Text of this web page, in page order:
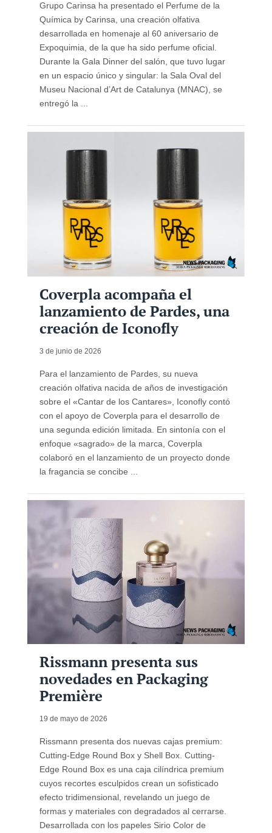
Grupo Carinsa ha presentado el Perfume de la
Química by Carinsa, una creación olfativa
desarrollada en homenaje al 60 aniversario de
Expoquimia, de la que ha sido perfume oficial.
Durante la Gala Dinner del salón, que tuvo lugar
en un espacio único y singular: la Sala Oval del
Museu Nacional d’Art de Catalunya (MNAC), se
entregó la ...
Coverpla acompaña el
lanzamiento de Pardes, una
creación de Iconofly
3 de junio de 2026
Para el lanzamiento de Pardes, su nueva
creación olfativa nacida de años de investigación
sobre el «Cantar de los Cantares», Iconofly contó
con el apoyo de Coverpla para el desarrollo de
una segunda edición limitada. En sintonía con el
enfoque «sagrado» de la marca, Coverpla
colaboró ​​en el lanzamiento de un proyecto donde
la fragancia se concibe ...
Rissmann presenta sus
novedades en Packaging
Première
19 de mayo de 2026
Rissmann presenta dos nuevas cajas premium:
Cutting-Edge Round Box y Shell Box. Cutting-
Edge Round Box es una caja cilíndrica premium
cuyos recortes esculpidos crean un sofisticado
efecto tridimensional, revelando un juego de
formas y materiales con degradados al cerrarse.
Desarrollada con los papeles Sirio Color de